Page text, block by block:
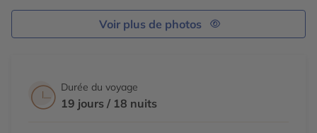
Voir plus de photos
Durée du voyage
19 jours / 18 nuits